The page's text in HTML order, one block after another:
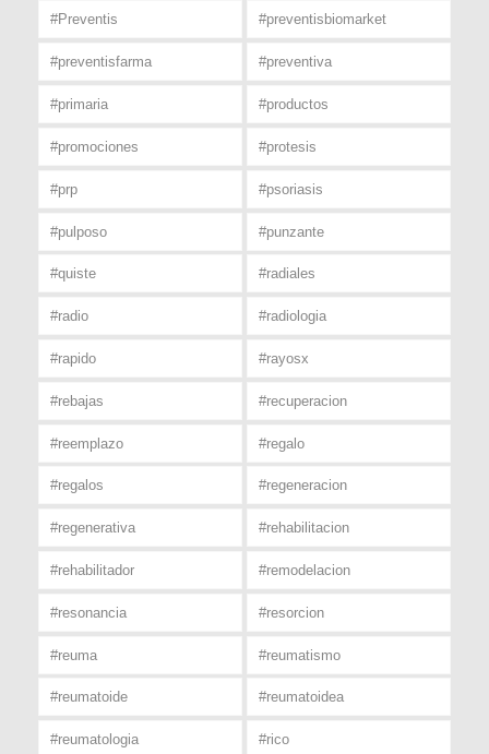
#Preventis #preventisbiomarket
#preventisfarma #preventiva
#primaria #productos
#promociones #protesis
#prp #psoriasis
#pulposo #punzante
#quiste #radiales
#radio #radiologia
#rapido #rayosx
#rebajas #recuperacion
#reemplazo #regalo
#regalos #regeneracion
#regenerativa #rehabilitacion
#rehabilitador #remodelacion
#resonancia #resorcion
#reuma #reumatismo
#reumatoide #reumatoidea
#reumatologia #rico